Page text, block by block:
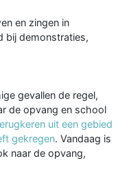
en zingen in
bij demonstraties,
gevallen de regel,
de opvang en school
uit een gebied
gekregen. Vandaag is
naar de opvang,